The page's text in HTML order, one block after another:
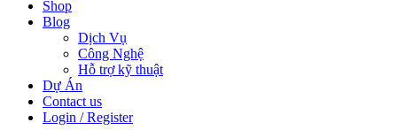
Shop
Blog
Dịch Vụ
Công Nghệ
Hỗ trợ kỹ thuật
Dự Án
Contact us
Login / Register